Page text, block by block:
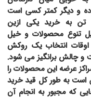
و دیگر کمتر کسی است
به خرید یکی ازین
تنوع محصولات و خیل
انتخاب یک روکش
چالش برانگیز می شود.
عرضه این محصولات را
به طور کل قید خرید
که مجبور به انجام آن